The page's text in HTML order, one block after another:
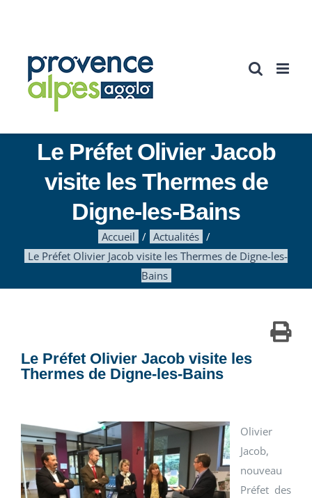
Le Préfet Olivier Jacob
visite les Thermes de
Digne-les-Bains
Accueil
Actualités
Le Préfet Olivier Jacob visite les Thermes de Digne-les-
Bains
Le Préfet Olivier Jacob visite les
Thermes de Digne-les-Bains
Olivier
Jacob,
nouveau
Préfet des